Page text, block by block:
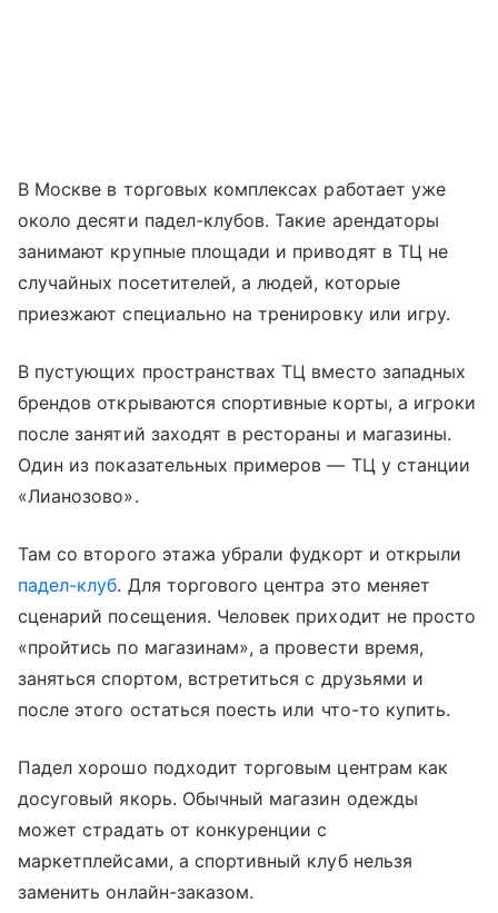
В Москве в торговых комплексах работает уже
около десяти падел-клубов. Такие арендаторы
занимают крупные площади и приводят в ТЦ не
случайных посетителей, а людей, которые
приезжают специально на тренировку или игру.
В пустующих пространствах ТЦ вместо западных
брендов открываются спортивные корты, а игроки
после занятий заходят в рестораны и магазины.
Один из показательных примеров — ТЦ у станции
«Лианозово».
Там со второго этажа убрали фудкорт и открыли
падел-клуб. Для торгового центра это меняет
сценарий посещения. Человек приходит не просто
«пройтись по магазинам», а провести время,
заняться спортом, встретиться с друзьями и
после этого остаться поесть или что-то купить.
Падел хорошо подходит торговым центрам как
досуговый якорь. Обычный магазин одежды
может страдать от конкуренции с
маркетплейсами, а спортивный клуб нельзя
заменить онлайн-заказом.